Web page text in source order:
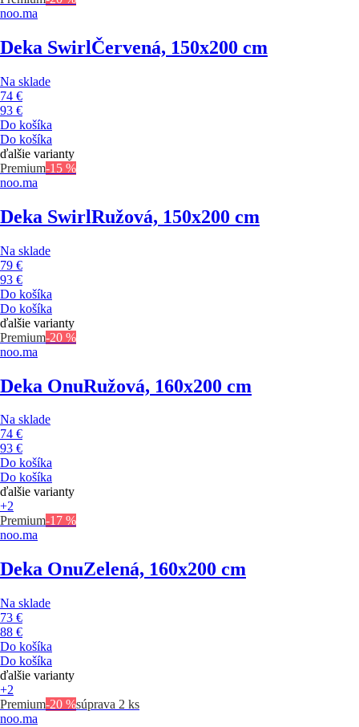
noo.ma
Deka SwirlČervená, 150x200 cm
Na sklade
74 €
93 €
Do košíka
Do košíka
ďalšie varianty
Premium-15 %
noo.ma
Deka SwirlRužová, 150x200 cm
Na sklade
79 €
93 €
Do košíka
Do košíka
ďalšie varianty
Premium-20 %
noo.ma
Deka OnuRužová, 160x200 cm
Na sklade
74 €
93 €
Do košíka
Do košíka
ďalšie varianty
+2
Premium-17 %
noo.ma
Deka OnuZelená, 160x200 cm
Na sklade
73 €
88 €
Do košíka
Do košíka
ďalšie varianty
+2
Premium-20 %súprava 2 ks
noo.ma